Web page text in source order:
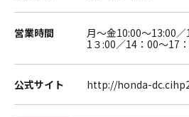
営業時間
月～金10:00～13:00
1３:00／14：00～
公式サイト http://honda-